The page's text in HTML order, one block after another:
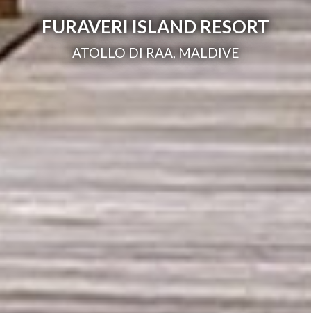
FURAVERI ISLAND RESORT
ATOLLO DI RAA, MALDIVE